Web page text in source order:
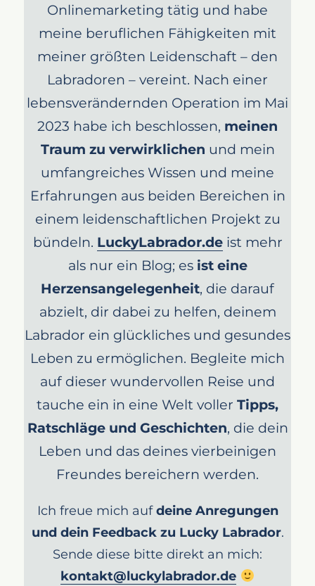
Onlinemarketing tätig und habe
meine beruflichen Fähigkeiten mit
meiner größten Leidenschaft – den
Labradoren – vereint. Nach einer
lebensverändernden Operation im Mai
2023 habe ich beschlossen, meinen
Traum zu verwirklichen und mein
umfangreiches Wissen und meine
Erfahrungen aus beiden Bereichen in
einem leidenschaftlichen Projekt zu
bündeln. LuckyLabrador.deist mehr
als nur ein Blog; es ist eine
Herzensangelegenheit, die darauf
abzielt, dir dabei zu helfen, deinem
Labrador ein glückliches und gesundes
Leben zu ermöglichen. Begleite mich
auf dieser wundervollen Reise und
tauche ein in eine Welt voller Tipps,
Ratschläge und Geschichten, die dein
Leben und das deines vierbeinigen
Freundes bereichern werden.
Ich freue mich aufdeine Anregungen
und dein Feedback zu Lucky Labrador.
Sende diese bitte direkt an mich:
kontakt@luckylabrador.de